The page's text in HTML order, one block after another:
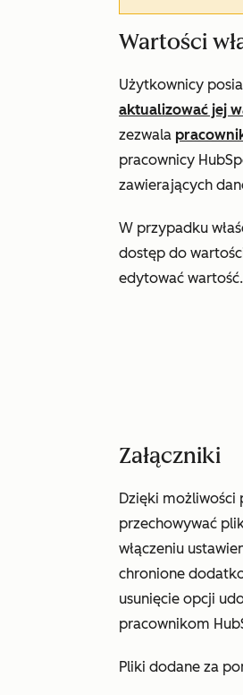
Wartości
Użytkownicy
aktualizować jej
zezwala
pracownicy
zawierających
W przypadku
dostęp do
edytować
Załączniki
Dzięki możliwości
przechowywać
włączeniu
chronione
usunięcie opcji
pracownikom
Pliki dodane za